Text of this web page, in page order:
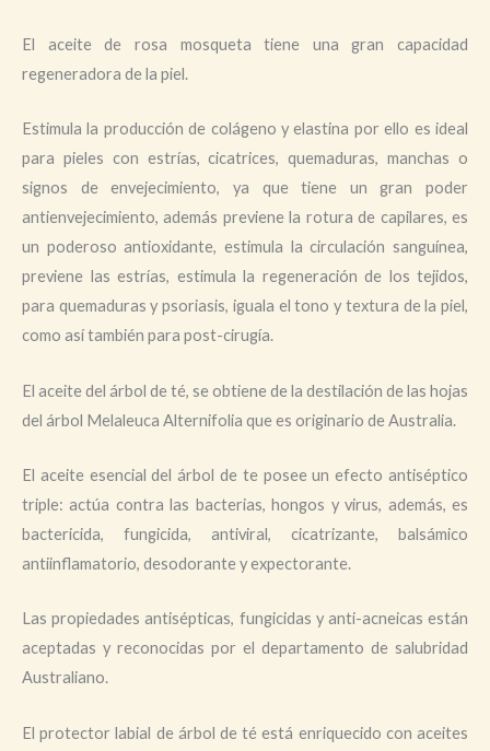
El aceite de rosa mosqueta tiene una gran capacidad
regeneradora de la piel.
Estimula la producción de colágeno y elastina por ello es ideal
para pieles con estrías, cicatrices, quemaduras, manchas o
signos de envejecimiento, ya que tiene un gran poder
antienvejecimiento, además previene la rotura de capilares, es
un poderoso antioxidante, estimula la circulación sanguínea,
previene las estrías, estimula la regeneración de los tejidos,
para quemaduras y psoriasis, iguala el tono y textura de la piel,
como así también para post-cirugía.
El aceite del árbol de té, se obtiene de la destilación de las hojas
del árbol Melaleuca Alternifolia que es originario de Australia.
El aceite esencial del árbol de te posee un efecto antiséptico
triple: actúa contra las bacterias, hongos y virus, además, es
bactericida, fungicida, antiviral, cicatrizante, balsámico
antiinflamatorio, desodorante y expectorante.
Las propiedades antisépticas, fungicidas y anti-acneicas están
aceptadas y reconocidas por el departamento de salubridad
Australiano.
El protector labial de árbol de té está enriquecido con aceites